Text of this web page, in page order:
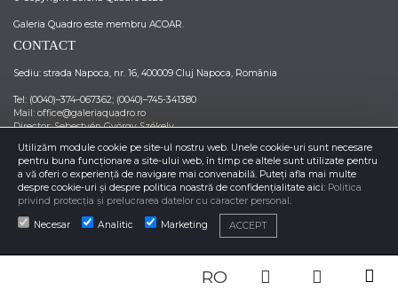
RO
Galeria Quadro este membru ACOAR.
CONTACT
Sediu: strada Napoca, nr. 16, 400009 Cluj Napoca, România
Tel: (0040)–374–067362; (0040)–745-341380
Mail: office@galeriaquadro.ro
Director: Sebestyén György Székely
NEWSLETTER
Utilizăm module cookie pe site-ul nostru web. Unele cookie-uri sunt necesare
pentru buna funcționare a site-ului web, în timp ce altele sunt utilizate pentru
a vă oferi o experiență de navigare mai convenabilă. Puteți afla mai multe
despre cookie-uri și despre politica noastră de confidențialitate aici: Politica
privind protecția și prelucrarea datelor cu caracter personal.
Necesar Analitic Marketing ACCEPT